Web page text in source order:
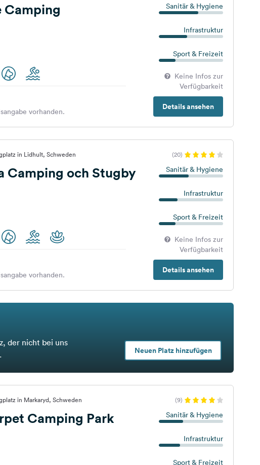
Camping Sanitär & Hygiene
Infrastruktur
Sport & Freizeit
Keine Infos zur
Verfügbarkeit
Details ansehen
vorhanden.
in Lidhult, Schweden (20)
Camping och Stugby Sanitär & Hygiene
Infrastruktur
Sport & Freizeit
Keine Infos zur
Verfügbarkeit
Details ansehen
vorhanden.
der nicht bei uns
Neuen Platz hinzufügen
in Markaryd, Schweden (9)
Camping Park Sanitär & Hygiene
Infrastruktur
Sport & Freizeit